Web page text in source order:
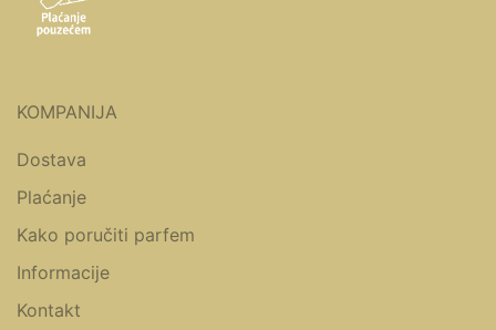
KOMPANIJA
Dostava
Plaćanje
Kako poručiti parfem
Informacije
Kontakt